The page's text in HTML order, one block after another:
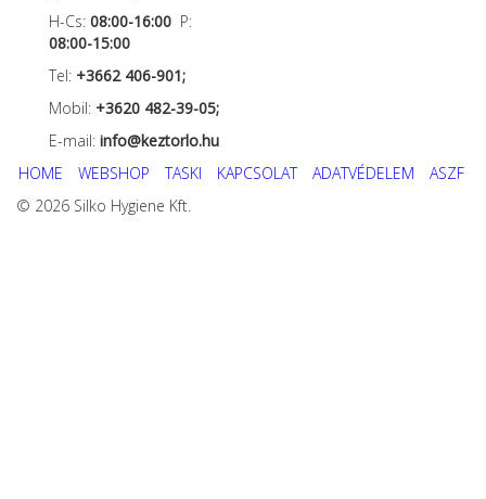
H-Cs: 08:00-16:00 P:
08:00-15:00
Tel: +3662 406-901;
Mobil: +3620 482-39-05;
E-mail: info@keztorlo.hu
HOME
WEBSHOP TASKI KAPCSOLAT ADATVÉDELEM
ASZF
© 2026 Silko Hygiene Kft.